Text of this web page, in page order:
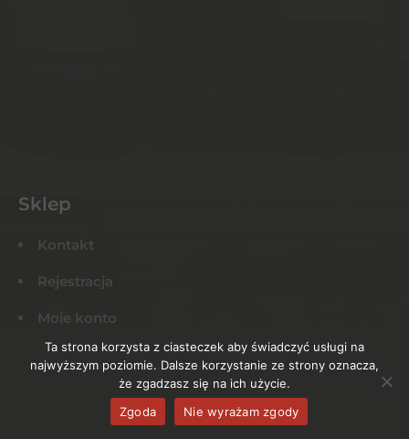
Sklep
Kontakt
Rejestracja
Moje konto
Mój koszyk
Aktualności
Regulamin
Ta strona korzysta z ciasteczek aby świadczyć usługi na
najwyższym poziomie. Dalsze korzystanie ze strony oznacza,
że zgadzasz się na ich użycie.
Zgoda
Nie wyrażam zgody